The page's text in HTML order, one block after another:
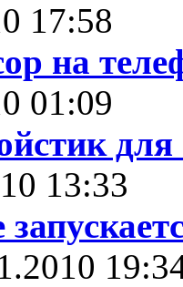
17:58
на
01:09
для
13:33